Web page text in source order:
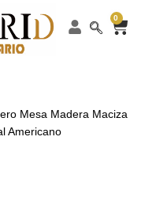
0
Mesa Madera Maciza
Americano